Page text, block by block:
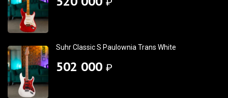
₽
Suhr Classic S Paulownia Trans White
502 000 ₽